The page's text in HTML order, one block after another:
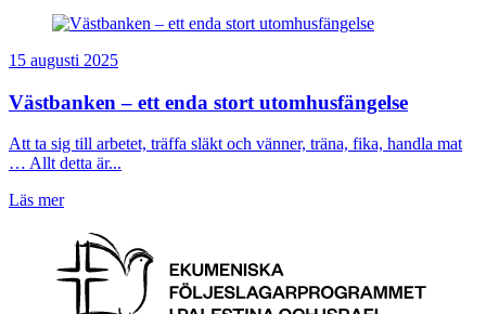
15 augusti 2025
Västbanken – ett enda stort utomhusfängelse
Att ta sig till arbetet, träffa släkt och vänner, träna, fika, handla mat
… Allt detta är...
Läs mer